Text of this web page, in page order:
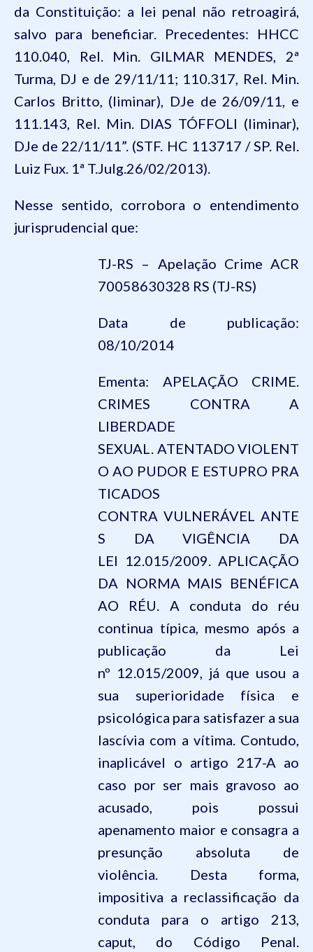
da Constituição: a lei penal não retroagirá,
salvo para beneficiar. Precedentes: HHCC
110.040, Rel. Min. GILMAR MENDES, 2ª
Turma, DJ e de 29/11/11; 110.317, Rel. Min.
Carlos Britto, (liminar), DJe de 26/09/11, e
111.143, Rel. Min. DIAS TÓFFOLI (liminar),
DJe de 22/11/11”. (STF. HC 113717 / SP. Rel.
Luiz Fux. 1ª T.Julg.26/02/2013).
Nesse sentido, corrobora o entendimento
jurisprudencial que:
TJ-RS – Apelação Crime ACR
70058630328 RS (TJ-RS)
Data de publicação:
08/10/2014
Ementa: APELAÇÃO CRIME.
CRIMES CONTRA A
LIBERDADE
SEXUAL. ATENTADO VIOLENT
O AO PUDOR E ESTUPRO PRA
TICADOS
CONTRA VULNERÁVEL ANTE
S DA VIGÊNCIA DA
LEI 12.015/2009. APLICAÇÃO
DA NORMA MAIS BENÉFICA
AO RÉU. A conduta do réu
continua típica, mesmo após a
publicação da Lei
nº 12.015/2009, já que usou a
sua superioridade física e
psicológica para satisfazer a sua
lascívia com a vítima. Contudo,
inaplicável o artigo 217-A ao
caso por ser mais gravoso ao
acusado, pois possui
apenamento maior e consagra a
presunção absoluta de
violência. Desta forma,
impositiva a reclassificação da
conduta para o artigo 213,
caput, do Código Penal.